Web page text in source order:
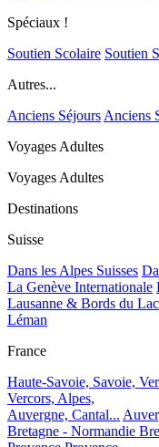
Spéciaux !
Soutien Scolaire Soutien
Autres...
Anciens Séjours Anciens
Voyages Adultes
Voyages Adultes
Destinations
Suisse
Dans les Alpes Suisses
La Genève Internationale
Lausanne & Bords du
Léman
France
Haute-Savoie, Savoie,
Vercors, Alpes,
Auvergne, Cantal...
Bretagne - Normandie